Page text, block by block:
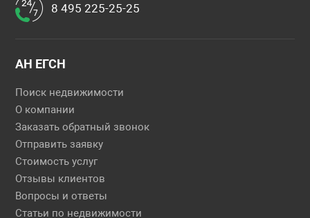
8 495 225-25-25
АН ЕГСН
Поиск недвижимости
О компании
Заказать обратный звонок
Отправить заявку
Стоимость услуг
Отзывы клиентов
Вопросы и ответы
Статьи по недвижимости